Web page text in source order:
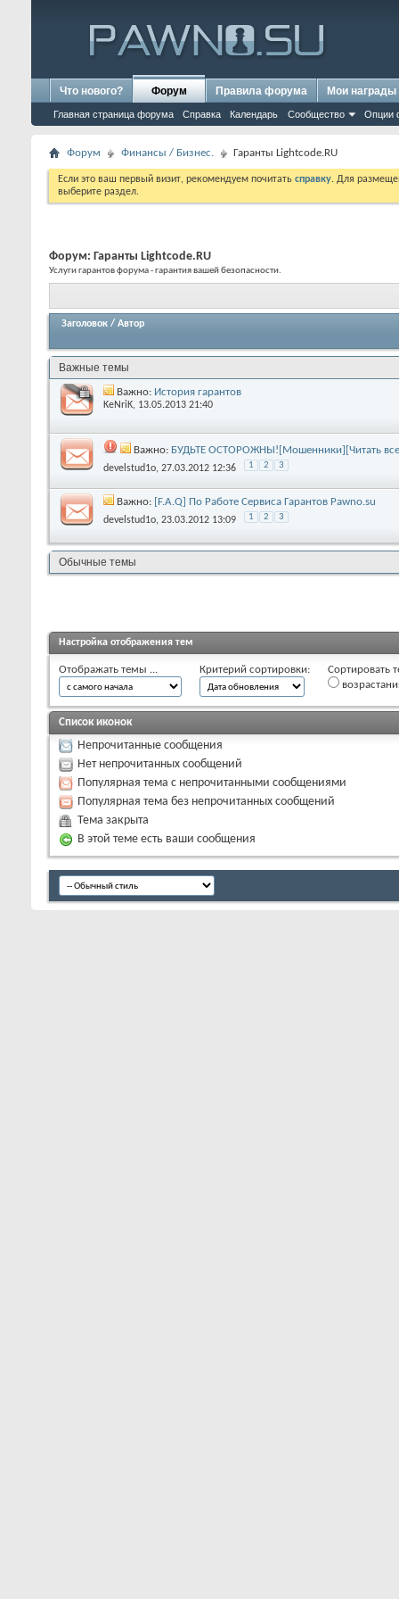
Что нового? Форум
Главная страница форума Справка Календарь Сообщество Опции
Правила форума Мои награды
Форум Финансы / Бизнес. Гаранты Lightcode.RU
Если это ваш первый визит, рекомендуем почитать справку. Для
выберите раздел.
Форум: Гаранты Lightcode.RU
Услуги гарантов форума - гарантия вашей безопасности.
Заголовок / Автор
Важные темы
Важно: История гарантов
KeNriK, 13.05.2013 21:40
Важно: БУДЬТЕ ОСТОРОЖНЫ![Мошенники][Читать
develstud1o, 27.03.2012 12:36 1 2 3
Важно: [F.A.Q] По Работе Сервиса Гарантов Pawno.su
develstud1o, 23.03.2012 13:09 1 2 3
Обычные темы
Настройка отображения тем
Отображать темы ... Критерий сортировки:
Сортировать
Список иконок
Непрочитанные сообщения
Нет непрочитанных сообщений
Популярная тема с непрочитанными сообщениями
Популярная тема без непрочитанных сообщений
Тема закрыта
В этой теме есть ваши сообщения